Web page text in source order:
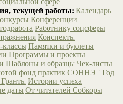
текущей работы: Календарь
Конференции
Работнику соцсферы
Конспекты
классы Памятки и буклеты
Программы и проекты
Шаблоны и образцы Чек-листы
фонд практик СОННЭТ Год
Гранты Истории успеха
даты От читателей Собкоры